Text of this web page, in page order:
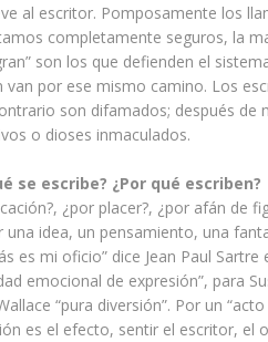
al escritor. Pomposamente los
completamente seguros, la
son los que defienden el
van por ese mismo camino. Los
son difamados; después
o dioses inmaculados.
se escribe? ¿Por qué escriben?
¿por placer?, ¿por afán de
una idea, un pensamiento, una
es mi oficio” dice Jean Paul
emocional de expresión”, para
“pura diversión”. Por un
es el efecto, sentir el escritor, el